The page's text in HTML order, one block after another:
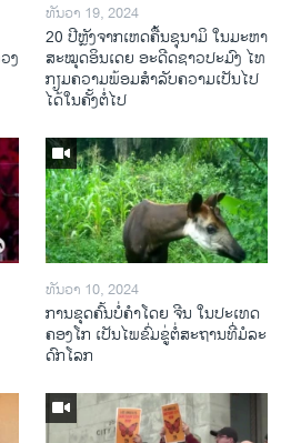
ງ
ທັນວາ 19, 2024
20 ປີຫຼັງ​ຈາກ​ເຫດ​ຄື້ນ​ຊຸ​ນາ​ມິ ໃນ​ມະ​ຫາ​
ສະ​ໝຸດ​ອິນ​ເດຍ ອະ​ດີດ​ຊາວ​ປະ​ມົງ ໄທ
ກຽມ​ຄວາມ​ພ້ອມ​ສຳ​ລັບ​ຄວາມ​ເປັນ​ໄປ​
ໄດ້​ໃນ​ຄັ້ງ​ຕໍ່​ໄປ
ທັນວາ 10, 2024
ການ​ຂຸດ​ຄົ້ນ​ບໍ່​ຄຳ​ໂດຍ ຈີນ ໃນ​ປະ​ເທດ
ຄອງ​ໂກ ເປັນ​ໄພ​ຂົ່ມ​ຂູ່​ຕໍ່​ສະ​ຖານ​ທີ່​ມໍ​ລະ​
ດົກ​ໂລກ​